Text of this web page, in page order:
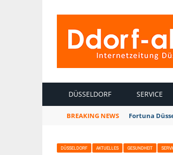
DÜSSELDORF SERVICE
BREAKING NEWS Fortuna
DÜSSELDORF AKTUELLES GESUNDHEIT